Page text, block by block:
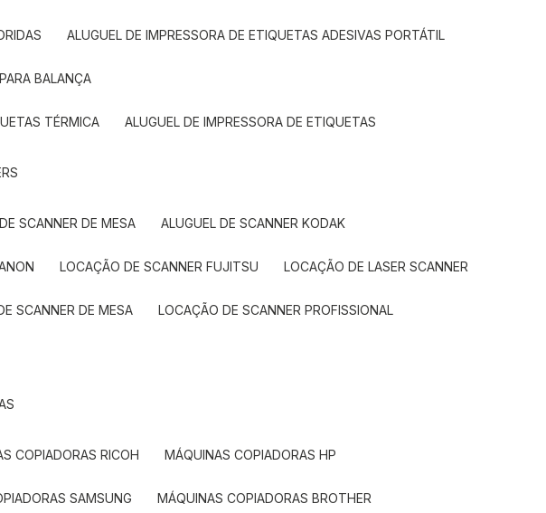
ALUGUEL DE IMPRESSORA DE ETIQUETAS ADESIVAS PORTÁTIL
BALANÇA
TÉRMICA ALUGUEL DE IMPRESSORA DE ETIQUETAS
DE SCANNER DE MESA ALUGUEL DE SCANNER KODAK
LOCAÇÃO DE SCANNER FUJITSU LOCAÇÃO DE LASER SCANNER
SCANNER DE MESA LOCAÇÃO DE SCANNER PROFISSIONAL
COPIADORAS RICOH MÁQUINAS COPIADORAS HP
SAMSUNG MÁQUINAS COPIADORAS BROTHER